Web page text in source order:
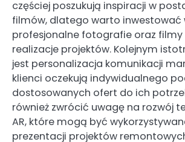
częściej poszukują inspiracji w
filmów, dlatego warto inwestować
profesjonalne fotografie oraz
realizacje projektów. Kolejnym
jest personalizacja komunikacji
klienci oczekują indywidualnego
dostosowanych ofert do ich
również zwrócić uwagę na rozwój
AR, które mogą być
prezentacji projektów